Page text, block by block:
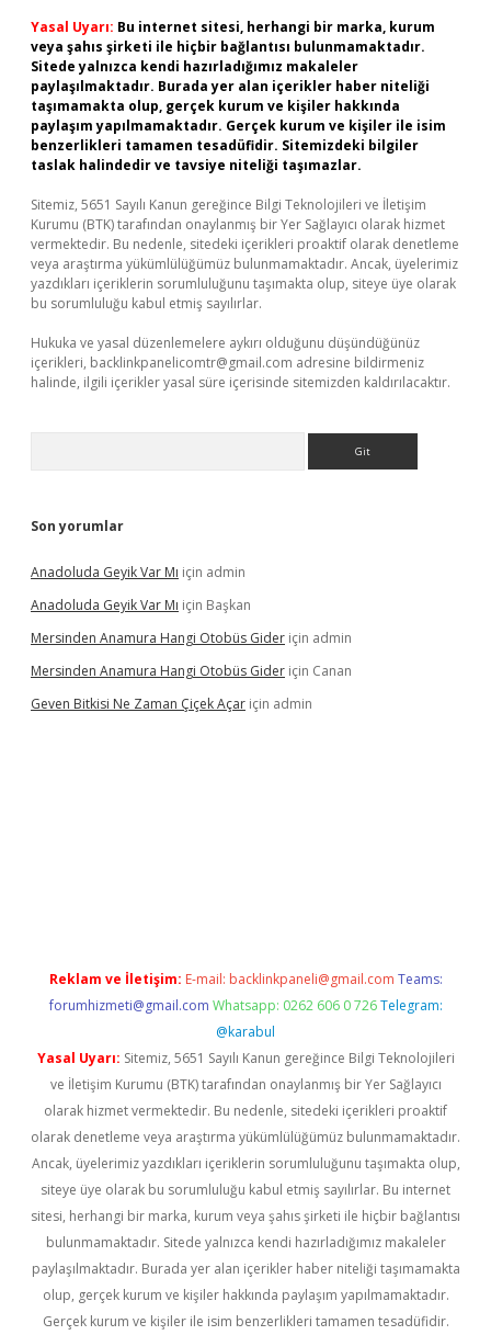
Yasal Uyarı: Bu internet sitesi, herhangi bir marka, kurum
veya şahıs şirketi ile hiçbir bağlantısı bulunmamaktadır.
Sitede yalnızca kendi hazırladığımız makaleler
paylaşılmaktadır. Burada yer alan içerikler haber niteliği
taşımamakta olup, gerçek kurum ve kişiler hakkında
paylaşım yapılmamaktadır. Gerçek kurum ve kişiler ile isim
benzerlikleri tamamen tesadüfidir. Sitemizdeki bilgiler
taslak halindedir ve tavsiye niteliği taşımazlar.
Sitemiz, 5651 Sayılı Kanun gereğince Bilgi Teknolojileri ve İletişim
Kurumu (BTK) tarafından onaylanmış bir Yer Sağlayıcı olarak hizmet
vermektedir. Bu nedenle, sitedeki içerikleri proaktif olarak denetleme
veya araştırma yükümlülüğümüz bulunmamaktadır. Ancak, üyelerimiz
yazdıkları içeriklerin sorumluluğunu taşımakta olup, siteye üye olarak
bu sorumluluğu kabul etmiş sayılırlar.
Hukuka ve yasal düzenlemelere aykırı olduğunu düşündüğünüz
içerikleri, backlinkpanelicomtr@gmail.com adresine bildirmeniz
halinde, ilgili içerikler yasal süre içerisinde sitemizden kaldırılacaktır.
Son yorumlar
Anadoluda Geyik Var Mı için admin
Anadoluda Geyik Var Mı için Başkan
Mersinden Anamura Hangi Otobüs Gider için admin
Mersinden Anamura Hangi Otobüs Gider için Canan
Geven Bitkisi Ne Zaman Çiçek Açar için admin
Reklam ve İletişim: E-mail: backlinkpaneli@gmail.com Teams:
forumhizmeti@gmail.com Whatsapp: 0262 606 0 726 Telegram:
@karabul
Yasal Uyarı: Sitemiz, 5651 Sayılı Kanun gereğince Bilgi Teknolojileri
ve İletişim Kurumu (BTK) tarafından onaylanmış bir Yer Sağlayıcı
olarak hizmet vermektedir. Bu nedenle, sitedeki içerikleri proaktif
olarak denetleme veya araştırma yükümlülüğümüz bulunmamaktadır.
Ancak, üyelerimiz yazdıkları içeriklerin sorumluluğunu taşımakta olup,
siteye üye olarak bu sorumluluğu kabul etmiş sayılırlar. Bu internet
sitesi, herhangi bir marka, kurum veya şahıs şirketi ile hiçbir bağlantısı
bulunmamaktadır. Sitede yalnızca kendi hazırladığımız makaleler
paylaşılmaktadır. Burada yer alan içerikler haber niteliği taşımamakta
olup, gerçek kurum ve kişiler hakkında paylaşım yapılmamaktadır.
Gerçek kurum ve kişiler ile isim benzerlikleri tamamen tesadüfidir.